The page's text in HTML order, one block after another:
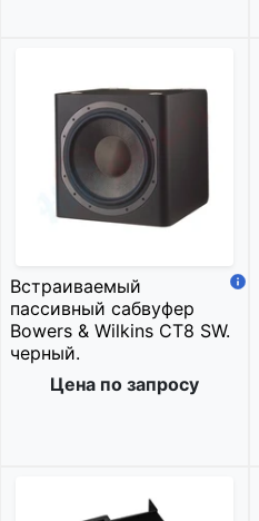
Встраиваемый
пассивный сабвуфер
Bowers & Wilkins CT8 SW.
черный.
Цена по запросу